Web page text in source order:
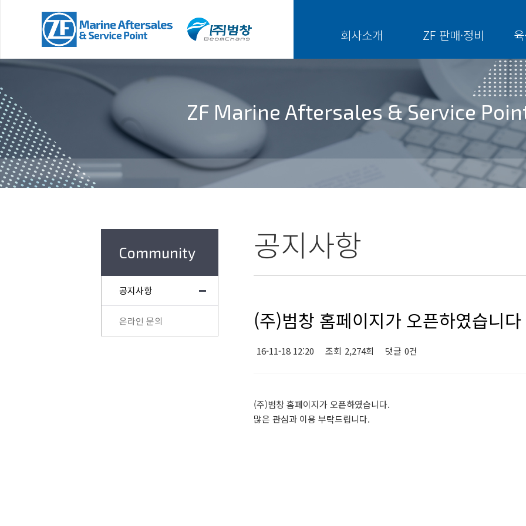
회사소개 ZF 판매·정비
ZF Marine Aftersales & Service
Community
공지사항
온라인 문의
공지사항
(주)범창 홈페이지가 오픈하였습니다
16-11-18 12:20 조회 2,274회 댓글 0건
(주)범창 홈페이지가 오픈하였습니다.
많은 관심과 이용 부탁드립니다.